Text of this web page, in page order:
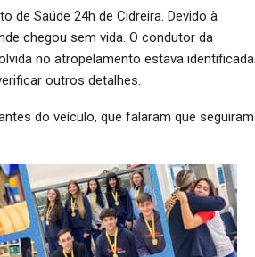
Saúde 24h de Cidreira. Devido à
chegou sem vida. O condutor da
no atropelamento estava identificada
outros detalhes.
do veículo, que falaram que seguiram